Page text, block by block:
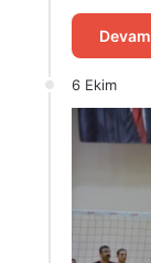
6 Ekim